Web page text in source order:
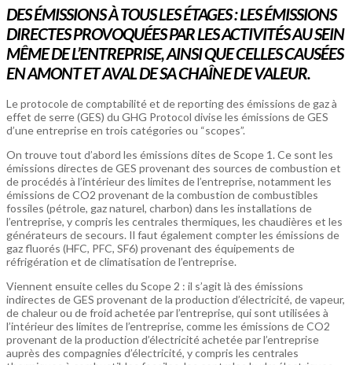
DES ÉMISSIONS À TOUS LES ÉTAGES : LES ÉMISSIONS
DIRECTES PROVOQUÉES PAR LES ACTIVITÉS AU SEIN
MÊME DE L’ENTREPRISE, AINSI QUE CELLES CAUSÉES
EN AMONT ET AVAL DE SA CHAÎNE DE VALEUR.
Le protocole de comptabilité et de reporting des émissions de gaz à
effet de serre (GES) du GHG Protocol divise les émissions de GES
d’une entreprise en trois catégories ou “scopes”.
On trouve tout d’abord les émissions dites de Scope 1. Ce sont les
émissions directes de GES provenant des sources de combustion et
de procédés à l’intérieur des limites de l’entreprise, notamment les
émissions de CO2 provenant de la combustion de combustibles
fossiles (pétrole, gaz naturel, charbon) dans les installations de
l’entreprise, y compris les centrales thermiques, les chaudières et les
générateurs de secours. Il faut également compter les émissions de
gaz fluorés (HFC, PFC, SF6) provenant des équipements de
réfrigération et de climatisation de l’entreprise.
Viennent ensuite celles du Scope 2 : il s’agit là des émissions
indirectes de GES provenant de la production d’électricité, de vapeur,
de chaleur ou de froid achetée par l’entreprise, qui sont utilisées à
l’intérieur des limites de l’entreprise, comme les émissions de CO2
provenant de la production d’électricité achetée par l’entreprise
auprès des compagnies d’électricité, y compris les centrales